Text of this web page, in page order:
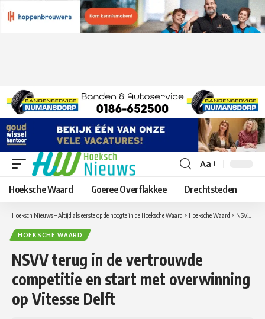
Lettergrootte
aanpassen
Aa
Hoeksche Waard Goeree Overflakkee Drechtsteden
Hoeksch Nieuws – Altijd als eerste op de hoogte in de Hoeksche Waard > Hoeksche Waard > NSVV terug in de vertrouwde competitie en start met overwinning op Vitesse Delft
HOEKSCHE WAARD
NSVV terug in de vertrouwde
competitie en start met overwinning
op Vitesse Delft